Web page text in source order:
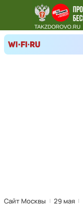
Сайт Москвы 29 мая